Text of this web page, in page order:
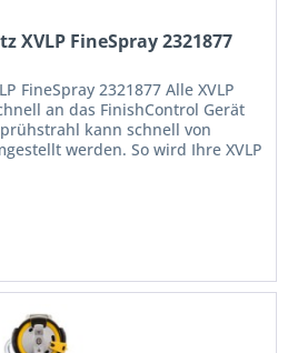
XVLP FineSpray 2321877
FineSpray 2321877 Alle XVLP
an das FinishControl Gerät
kann schnell von
werden. So wird Ihre XVLP